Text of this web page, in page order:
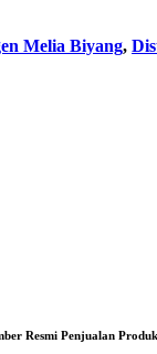
Melia Biyang,
Resmi Penjualan Produk